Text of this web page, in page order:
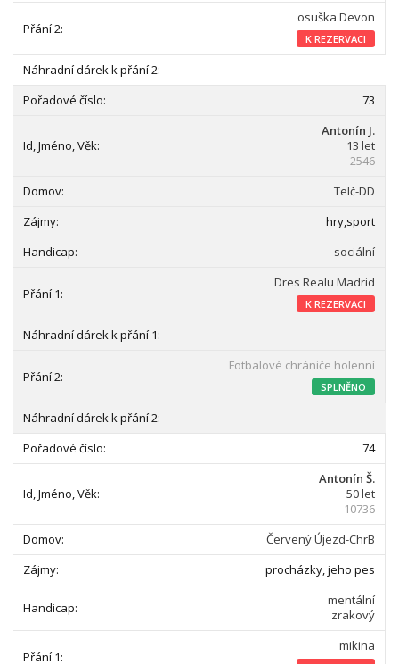
osuška Devon
K REZERVACI
73
Antonín J.
13 let
2546
Telč-DD
hry,sport
sociální
Dres Realu Madrid
K REZERVACI
Fotbalové chrániče holenní
SPLNĚNO
74
Antonín Š.
50 let
10736
Červený Újezd-ChrB
procházky, jeho pes
mentální
zrakový
mikina